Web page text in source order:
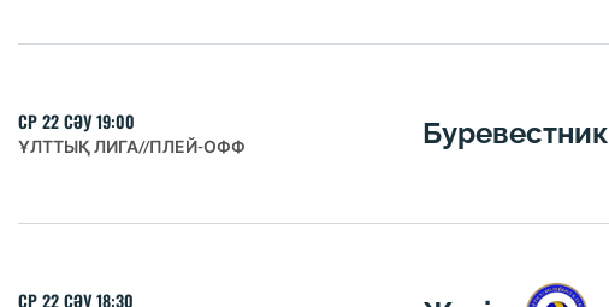
СР 22 СӘУ 19:00
ҰЛТТЫҚ ЛИГА//ПЛЕЙ-ОФФ Буревестник
СР 22 СӘУ 18:30